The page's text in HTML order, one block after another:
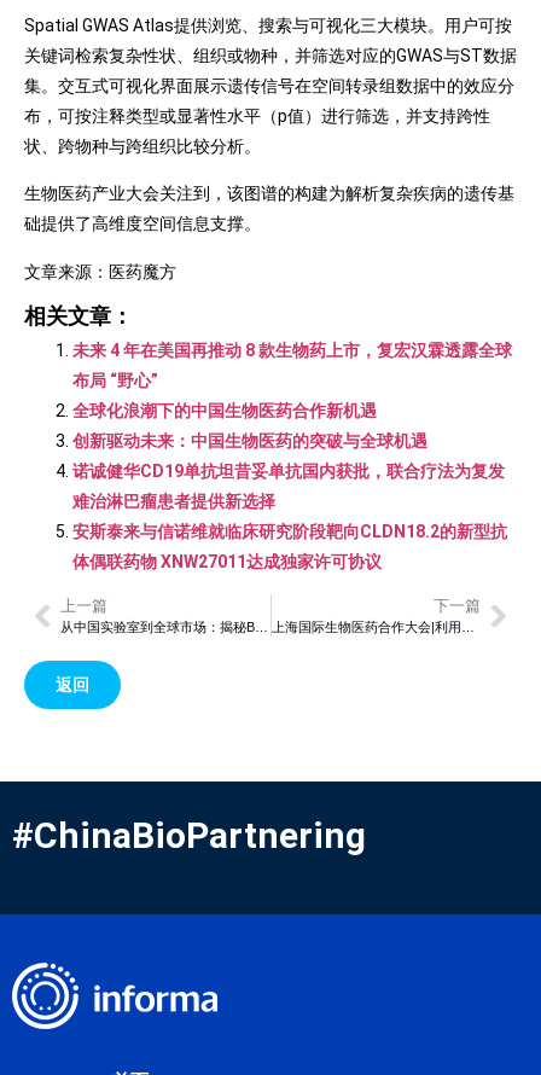
Spatial GWAS Atlas提供浏览、搜索与可视化三大模块。用户可按
关键词检索复杂性状、组织或物种，并筛选对应的GWAS与ST数据
集。交互式可视化界面展示遗传信号在空间转录组数据中的效应分
布，可按注释类型或显著性水平（p值）进行筛选，并支持跨性
状、跨物种与跨组织比较分析。
生物医药产业大会关注到，该图谱的构建为解析复杂疾病的遗传基
础提供了高维度空间信息支撑。
文章来源：医药魔方
相关文章：
未来 4 年在美国再推动 8 款生物药上市，复宏汉霖透露全球
布局 “野心”
全球化浪潮下的中国生物医药合作新机遇
创新驱动未来：中国生物医药的突破与全球机遇
诺诚健华CD19单抗坦昔妥单抗国内获批，联合疗法为复发
难治淋巴瘤患者提供新选择
安斯泰来与信诺维就临床研究阶段靶向CLDN18.2的新型抗
体偶联药物 XNW27011达成独家许可协议
上一篇 下一篇
返回
#ChinaBioPartnering